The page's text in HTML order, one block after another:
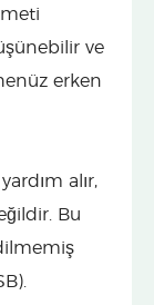
ve
erken
alır,
Bu